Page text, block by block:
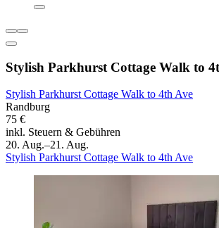
Stylish Parkhurst Cottage Walk to
Stylish Parkhurst Cottage Walk to 4th Ave
Randburg
75 €
inkl. Steuern & Gebühren
20. Aug.–21. Aug.
Stylish Parkhurst Cottage Walk to 4th Ave